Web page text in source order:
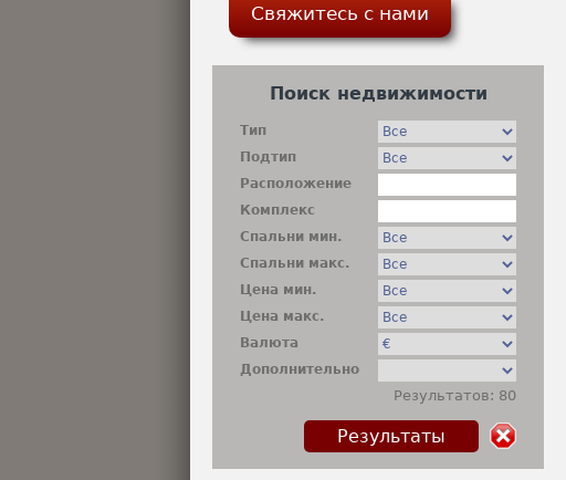
Свяжитесь с нами
Продать мою
недвижимость
недвижимость
Поиск недвижимости
Тип
Подтип
Расположение
Комплекс
Спальни мин.
Спальни макс.
Цена мин.
Цена макс.
Валюта
Дополнительно
Результатов: 80